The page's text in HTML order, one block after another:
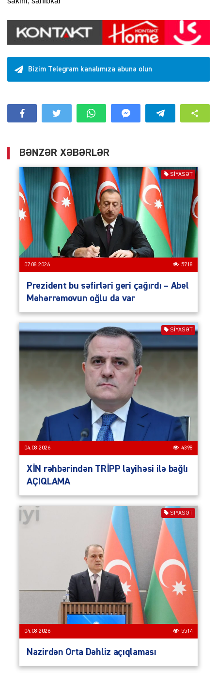
Bizim Telegram kanalımıza abunə olun
BƏNZƏR XƏBƏRLƏR
SIYASƏT
07.08.2026 5718
Prezident bu səfirləri geri çağırdı – Abel
Məhərrəmovun oğlu da var
SIYASƏT
04.08.2026 4398
XİN rəhbərindən TRİPP layihəsi ilə bağlı
AÇIQLAMA
SIYASƏT
04.08.2026 5514
Nazirdən Orta Dəhliz açıqlaması